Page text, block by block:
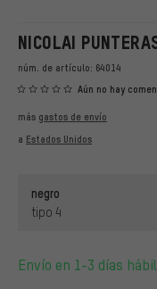
NICOLAI
núm. de artículo: 64014
Aún no hay
más gastos de envío
a Estados Unidos
negro
tipo 4
Envío en 1-3 días